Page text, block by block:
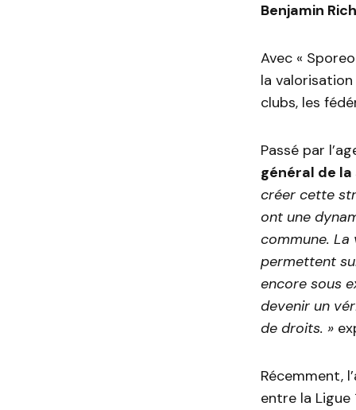
Benjamin
Avec «
la
clubs, les
Passé par
général de
créer cette
ont une
commune. La
permettent
encore sous
devenir un
de droits. »
Récemment,
entre la